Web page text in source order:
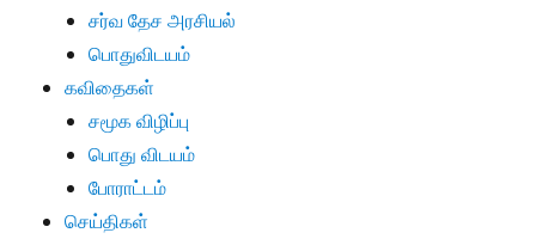
சர்வ தேச அரசியல்
பொதுவிடயம்
கவிதைகள்
சமூக விழிப்பு
பொது விடயம்
போராட்டம்
செய்திகள்